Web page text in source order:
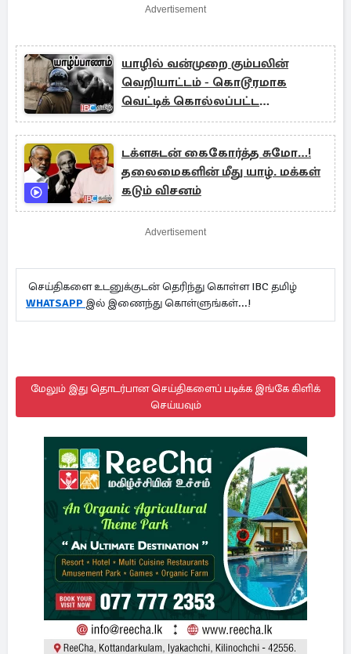
Advertisement
யாழில் வன்முறை கும்பலின்
வெறியாட்டம் - கொடூரமாக
வெட்டிக் கொல்லப்பட்ட
இளைஞன்
டக்ளசுடன் கைகோர்த்த சுமோ…!
தலைமைகளின் மீது யாழ். மக்கள்
கடும் விசனம்
Advertisement
செய்திகளை உடனுக்குடன் தெரிந்து கொள்ள IBC தமிழ்
WHATSAPP இல் இணைந்து கொள்ளுங்கள்...!
மேலும் இது தொடர்பான செய்திகளைப் படிக்க இங்கே கிளிக்
செய்யவும்